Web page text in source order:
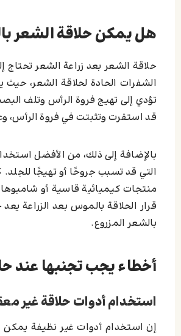
هل يمكن حلاقة الشعر
حلاقة الشعر بعد زراعة الشعر
الشفرات الحادة لحلاقة الشعر،
تؤدي إلى تهيج فروة الرأس وتلف
قد استقرت وتثبتت في فروة الرأس، وعادة ما ينصح الأطباء
بالإضافة إلى ذلك، من الأفضل
التي قد تسبب جروحًا أو تهيجًا
منتجات كيميائية قاسية أو
قرار الحلاقة بالموس بعد الزراعة
بالشعر المزروع.
أخطاء يجب تجنبها عند
استخدام أدوات حلاقة غير
إن استخدام أدوات غير نظيفة يمكن